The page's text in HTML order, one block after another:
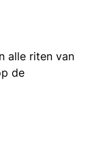
alle riten van
de